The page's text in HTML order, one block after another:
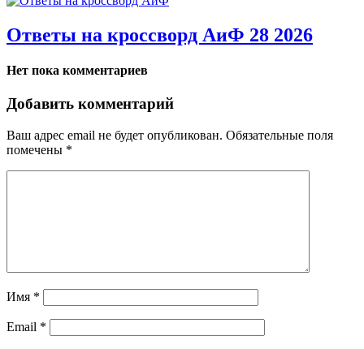
Ответы на кроссворд АиФ 28 2026
Нет пока комментариев
Добавить комментарий
Ваш адрес email не будет опубликован. Обязательные поля
помечены *
Имя *
Email *